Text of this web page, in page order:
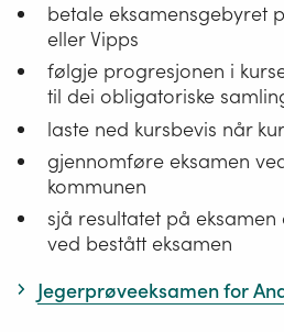
betale eksamensgebyret
eller Vipps
følgje progresjonen i
til dei obligatoriske
laste ned kursbevis når
gjennomføre eksamen
kommunen
sjå resultatet på
ved bestått eksamen
Jegerprøveeksamen for